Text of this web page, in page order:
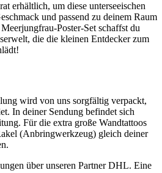
erhältlich, um diese unterseeischen
und passend zu deinem Raum
Poster-Set schaffst du
die die kleinen Entdecker zum
wird von uns sorgfältig verpackt,
In deiner Sendung befindet sich
Für die extra große Wandtattoos
(Anbringwerkzeug) gleich deiner
über unseren Partner DHL. Eine